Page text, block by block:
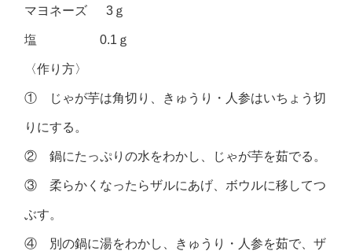
マヨネーズ 3ｇ
塩 0.1ｇ
〈作り方〉
① じゃが芋は角切り、きゅうり・人参はいちょう切
りにする。
② 鍋にたっぷりの水をわかし、じゃが芋を茹でる。
③ 柔らかくなったらザルにあげ、ボウルに移してつ
ぶす。
④ 別の鍋に湯をわかし、きゅうり・人参を茹で、ザ